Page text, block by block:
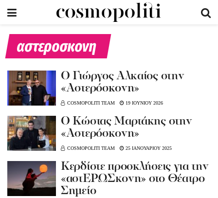
αστεροσκονη
O Γιώργος Αλκαίος στην
«Αστερόσκονη»
COSMOPOLITI TEAM 19 ΙΟΥΝΙΟΥ 2026
O Kώστας Μαρτάκης στην
«Αστερόσκονη»
COSMOPOLITI TEAM 25 ΙΑΝΟΥΑΡΙΟΥ 2025
Kερδίστε προσκλήσεις για την
«αστΕΡΩΣκονη» στο Θέατρο
Σημείο